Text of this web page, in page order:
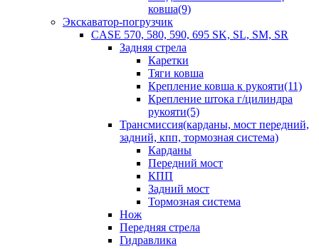
ковша(9)
Экскаватор-погрузчик
CASE 570, 580, 590, 695 SK, SL, SM, SR
Задняя стрела
Каретки
Тяги ковша
Крепление ковша к рукояти(11)
Крепление штока г/цилиндра
рукояти(5)
Трансмиссия(карданы, мост передний,
задний, кпп, тормозная система)
Карданы
Передний мост
КПП
Задний мост
Тормозная система
Нож
Передняя стрела
Гидравлика